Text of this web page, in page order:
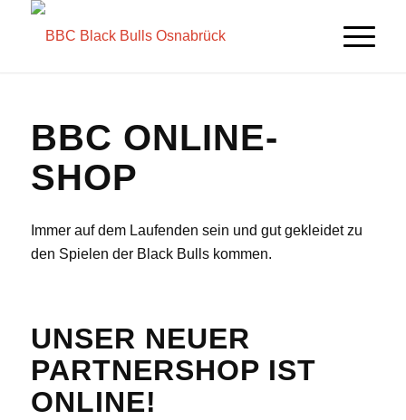
BBC ONLINE-
SHOP
Immer auf dem Laufenden sein und gut gekleidet zu
den Spielen der Black Bulls kommen.
UNSER NEUER
PARTNERSHOP IST
ONLINE!